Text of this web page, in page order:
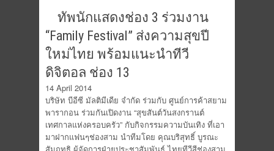
ทัพนักแสดงช่อง 3 ร่วมงาน
“Family Festival” ส่งความสุขปี
ใหม่ไทย พร้อมแนะนำทีวี
ดิจิตอล ช่อง 13
14 April 2014
บริษัท บีอีซี มัลติมีเดีย จำกัด ร่วมกับ ศูนย์การค้าสยาม
พารากอน ร่วมกันเปิดงาน “สุขสันต์วันสงกรานต์
เทศกาลแห่งครอบครัว” กับกิจกรรมความบันเทิง ที่เอา
มาฝากแฟนๆช่องสาม นำทีมโดย คุณบริสุทธิ์ บูรณะ